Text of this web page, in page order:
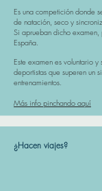
Es una competición donde
de natación, seco y
Si aprueban dicho
España.
Este examen es voluntario
deportistas que superen un
entrenamientos.
Más info pinchando aquí
¿Hacen viajes?